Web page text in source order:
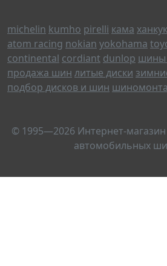
michelin kumho pirelli кама ханкук
atom racing nokian yokohama
continental cordiant dunlop шины
продажа шин литые диски
подбор дисков и шин
© 1995—2026 Интернет-
автомобильных